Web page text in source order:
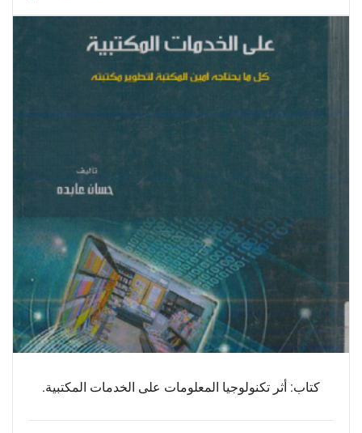
كتاب: أثر تكنولوجيا المعلومات على الخدمات المكتبية.